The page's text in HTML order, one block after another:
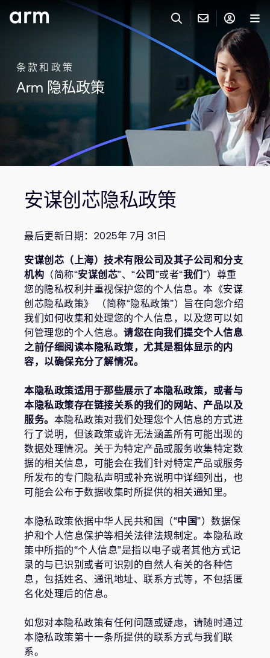
Skip to Main Content
联系技术支持
IP 技术支持
Keil 工具
联系业务人员
一般 IP 授权方案
其他事项
Arm 廉洁举报热线
教育项目
人才招聘
研究合作
网站
投资者
通报安全漏洞
Arm 全球总部
110 Fulbourn Road
Cambridge, UK
CB1 9NJ
Tel: + 44(1223) 400 400 [总机]
Fax: + 44(1223) 400 410
查看全球办公室
ARM 账户
需要 Arm ID 吗？ 在此注册
快捷链接
工具软件
支持案例
开发者计划
控制台
管理您的账户
产品
开发者
公司信息
条款和政策
Arm 隐私政策
安谋创芯隐私政策
最后更新日期：2025年 7月 31日
安谋创芯（上海）技术有限公司及其子公司和分支
机构 （简称“安谋创芯”、“公司 ”或者“我们”）尊重
您的隐私权利并重视保护您的个人信息。本《安谋
创芯隐私政策》 （简称“隐私政策”）旨在向您介绍
我们如何收集和处理您的个人信息，以及您可以如
何管理您的个人信息。 请您在向我们提交个人信息
之前仔细阅读本隐私政策，尤其是粗体显示的内
容，以确保充分了解情况。
本隐私政策适用于那些展示了本隐私政策，或者与
本隐私政策存在链接关系的我们的网站、产品以及
服务。 本隐私政策对我们处理您个人信息的方式进
行了说明，但该政策或许无法涵盖所有可能出现的
数据处理情况。关于为特定产品或服务收集特定数
据的相关信息，可能会在我们针对特定产品或服务
所发布的专门隐私声明或补充说明中详细列出，也
可能会公布于数据收集时所提供的相关通知里。
本隐私政策依据中华人民共和国（“中国”）数据保
护和个人信息保护等相关法律法规制定。本隐私政
策中所指的“个人信息”是指以电子或者其他方式记
录的与已识别或者可识别的自然人有关的各种信
息，包括姓名、通讯地址、联系方式等，不包括匿
名化处理后的信息。
如您对本隐私政策有任何问题或疑虑，请随时通过
本隐私政策第十一条所提供的联系方式与我们联
系。